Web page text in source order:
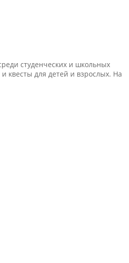
студенческих и школьных
квесты для детей и взрослых. На